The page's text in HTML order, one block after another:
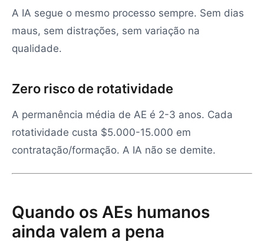
A IA segue o mesmo processo sempre. Sem dias
maus, sem distrações, sem variação na
qualidade.
Zero risco de rotatividade
A permanência média de AE é 2-3 anos. Cada
rotatividade custa $5.000-15.000 em
contratação/formação. A IA não se demite.
Quando os AEs humanos
ainda valem a pena